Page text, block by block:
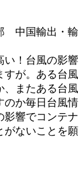
中国輸出・輸
！台風の影響
すが。ある台風
、またある台風
のか毎日台風情
影響でコンテナ
がないことを願